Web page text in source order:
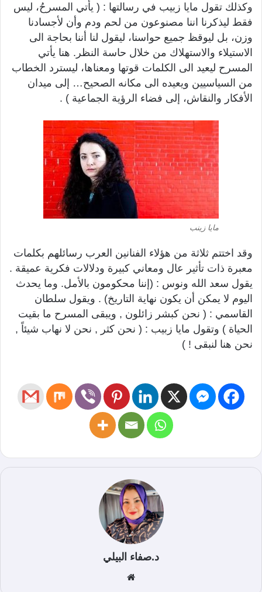
وكذلك تقول مايا زبيب في رسالتها : ( يأتي المسرحُ، ليس
فقط ليذكرنا اننا مصنوعون من لحم ودم وأن لأجسادنا
وزن، بل ليوقظ جميع حواسنا، ليقول لنا أننا بحاجة الى
الاستيلاء والاستهلاك من خلال حاسة النظر. هنا يأتي
المسرح ليعيد الى الكلمات قوتها ومعناها، ليسترد الخطاب
من السياسيين ويعيده الى مكانه الصحيح… إلى ميدان
الأفكار والنقاش، إلى فضاء الرؤية الجماعية ) .
مايا زينب
وقد اختتم ثلاثة من هؤلاء الفنانين العرب رسائلهم بكلمات
معبرة ذات تأثير عال ومعاني كبيرة ودلالات فكرية عميقة .
يقول سعد الله ونوس : (إننا محكومون بالأمل. وما يحدث
اليوم لا يمكن أن يكون نهاية التاريخ) . ويقول سلطان
القاسمي : ( نحن كبشر زائلون , ويبقى المسرح ما بقيت
الحياة ) وتقول مايا زبيب : ( نحن كثر , نحن لا نهاب شيئاً ,
نحن هنا لنبقى ! )
د.صفاء البيلي